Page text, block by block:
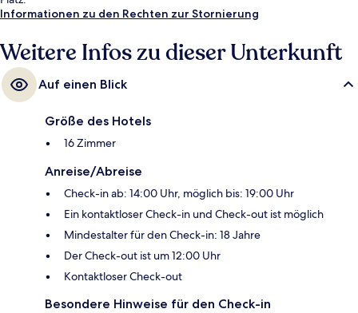
Informationen zu den Rechten zur Stornierung
Weitere Infos zu dieser Unterkunft
Auf einen Blick
Größe des Hotels
16 Zimmer
Anreise/Abreise
Check-in ab: 14:00 Uhr, möglich bis: 19:00 Uhr
Ein kontaktloser Check-in und Check-out ist möglich
Mindestalter für den Check-in: 18 Jahre
Der Check-out ist um 12:00 Uhr
Kontaktloser Check-out
Besondere Hinweise für den Check-in